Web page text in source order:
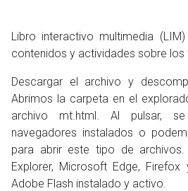
Libro interactivo multimedia
contenidos y actividades sobre los
Descargar el archivo y
Abrimos la carpeta en el
archivo mt.html. Al pulsar,
navegadores instalados o
para abrir este tipo de
Explorer, Microsoft Edge,
Adobe Flash instalado y activo.